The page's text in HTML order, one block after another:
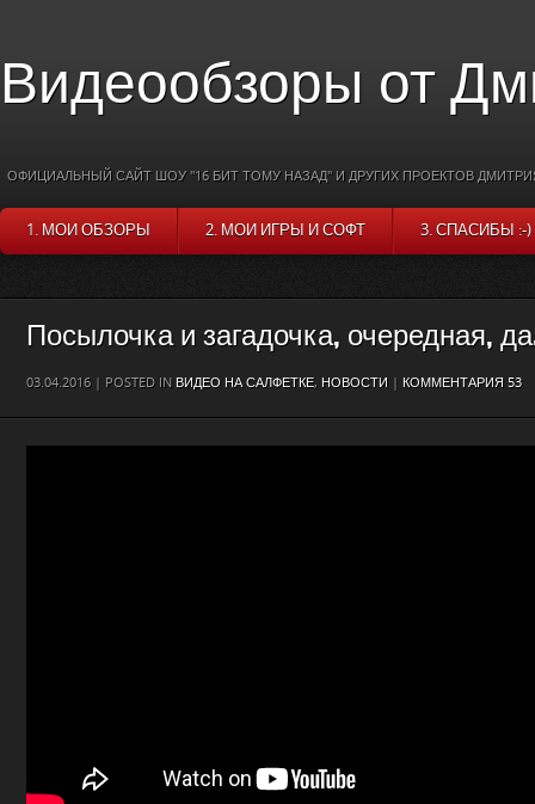
Видеообзоры от
ОФИЦИАЛЬНЫЙ САЙТ ШОУ "16 БИТ ТОМУ НАЗАД" И ДРУГИХ ПРОЕКТОВ
1. МОИ ОБЗОРЫ 2. МОИ ИГРЫ И СОФТ 3. СПАСИБЫ :-)
Посылочка и загадочка, очередная,
03.04.2016 | POSTED IN ВИДЕО НА САЛФЕТКЕ, НОВОСТИ | КОММЕНТАРИЯ 53